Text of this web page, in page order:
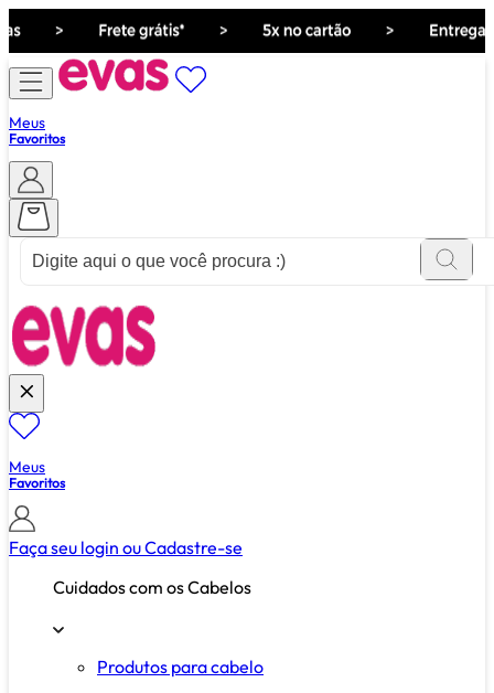
Meus
Favoritos
Meus
Favoritos
Faça seu login ouCadastre-se
Cuidados com os Cabelos
Produtos para cabelo